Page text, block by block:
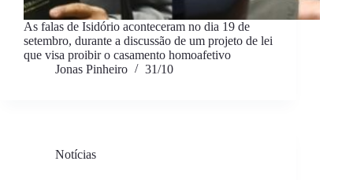
As falas de Isidório aconteceram no dia 19 de
setembro, durante a discussão de um projeto de lei
que visa proibir o casamento homoafetivo
Jonas Pinheiro
31/10
Notícias